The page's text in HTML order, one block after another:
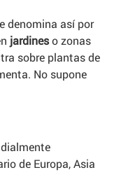
denomina así por
jardineso zonas
sobre plantas de
No supone
de Europa, Asia